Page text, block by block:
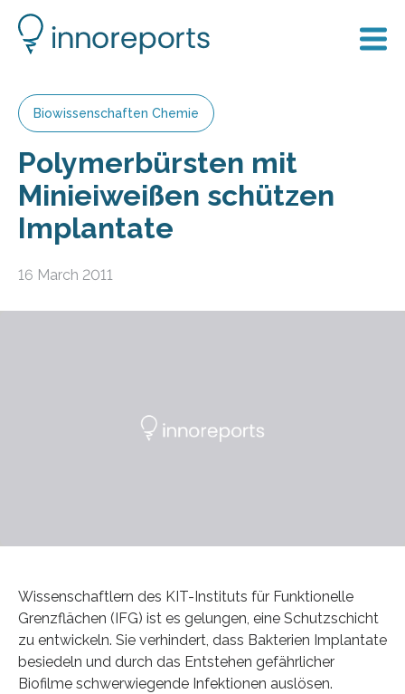
Biowissenschaften Chemie
Polymerbürsten mit
Minieiweißen schützen
Implantate
16 March 2011
Wissenschaftlern des KIT-Instituts für Funktionelle
Grenzflächen (IFG) ist es gelungen, eine Schutzschicht
zu entwickeln. Sie verhindert, dass Bakterien Implantate
besiedeln und durch das Entstehen gefährlicher
Biofilme schwerwiegende Infektionen auslösen.